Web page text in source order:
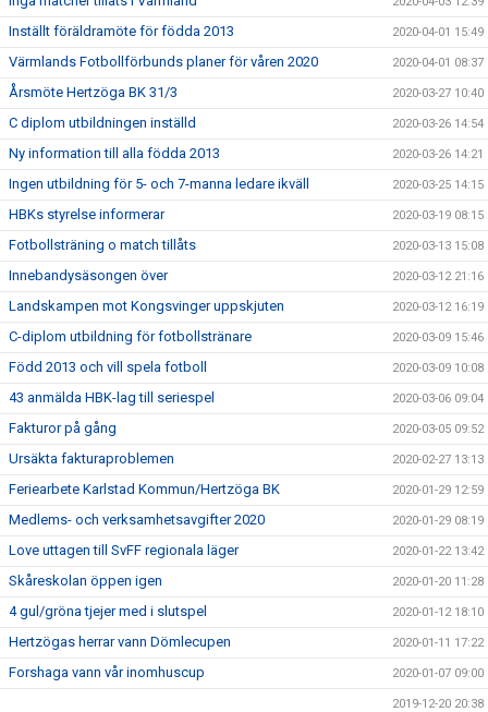
Inställt föräldramöte för födda 2013 2020-04-01 15:49
Värmlands Fotbollförbunds planer för våren 2020 2020-04-01 08:37
Årsmöte Hertzöga BK 31/3 2020-03-27 10:40
C diplom utbildningen inställd 2020-03-26 14:54
Ny information till alla födda 2013 2020-03-26 14:21
Ingen utbildning för 5- och 7-manna ledare ikväll 2020-03-25 14:15
HBKs styrelse informerar 2020-03-19 08:15
Fotbollsträning o match tillåts 2020-03-13 15:08
Innebandysäsongen över 2020-03-12 21:16
Landskampen mot Kongsvinger uppskjuten 2020-03-12 16:19
C-diplom utbildning för fotbollstränare 2020-03-09 15:46
Född 2013 och vill spela fotboll 2020-03-09 10:08
43 anmälda HBK-lag till seriespel 2020-03-06 09:04
Fakturor på gång 2020-03-05 09:52
Ursäkta fakturaproblemen 2020-02-27 13:13
Feriearbete Karlstad Kommun/Hertzöga BK 2020-01-29 12:59
Medlems- och verksamhetsavgifter 2020 2020-01-29 08:19
Love uttagen till SvFF regionala läger 2020-01-22 13:42
Skåreskolan öppen igen 2020-01-20 11:28
4 gul/gröna tjejer med i slutspel 2020-01-12 18:10
Hertzögas herrar vann Dömlecupen 2020-01-11 17:22
Forshaga vann vår inomhuscup 2020-01-07 09:00
2019-12-20 20:38